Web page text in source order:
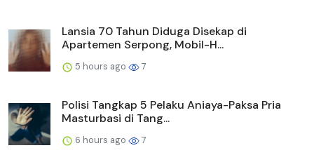
Lansia 70 Tahun Diduga Disekap di
Apartemen Serpong, Mobil-H...
5 hours ago 7
Polisi Tangkap 5 Pelaku Aniaya-Paksa Pria
Masturbasi di Tang...
6 hours ago 7